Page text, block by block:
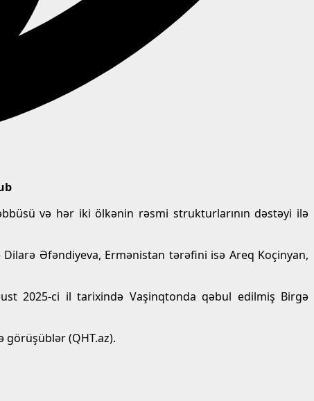
və hər iki ölkənin rəsmi strukturlarının dəstəyi ilə
Əfəndiyeva, Ermənistan tərəfini isə Areq Koçinyan,
2025-ci il tarixində Vaşinqtonda qəbul edilmiş Birgə
görüşüblər (QHT.az).